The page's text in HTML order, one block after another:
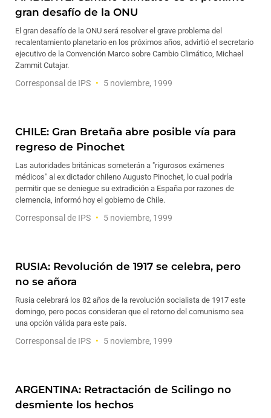
gran desafío de la ONU
El gran desafío de la ONU será resolver el grave problema del
recalentamiento planetario en los próximos años, advirtió el secretario
ejecutivo de la Convención Marco sobre Cambio Climático, Michael
Zammit Cutajar.
Corresponsal de IPS 5 noviembre, 1999
CHILE: Gran Bretaña abre posible vía para
regreso de Pinochet
Las autoridades británicas someterán a "rigurosos exámenes
médicos" al ex dictador chileno Augusto Pinochet, lo cual podría
permitir que se deniegue su extradición a España por razones de
clemencia, informó hoy el gobierno de Chile.
Corresponsal de IPS 5 noviembre, 1999
RUSIA: Revolución de 1917 se celebra, pero
no se añora
Rusia celebrará los 82 años de la revolución socialista de 1917 este
domingo, pero pocos consideran que el retorno del comunismo sea
una opción válida para este país.
Corresponsal de IPS 5 noviembre, 1999
ARGENTINA: Retractación de Scilingo no
desmiente los hechos